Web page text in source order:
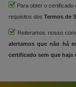
Para obter o
requisitos dos Termos de
Reiteramos nosso
alertamos que não há
certificado sem que haja